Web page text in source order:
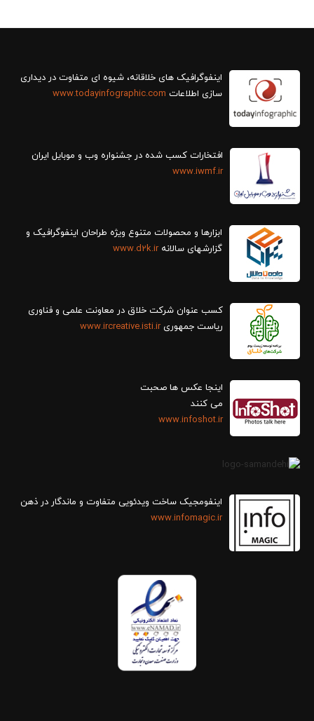
سازی اطلاعات www.todayinfographic.com
افتخارات کسب شده در جشنواره وب و موبایل ایران
www.iwmf.ir
ابزارها و محصولات متنوع ویژه طراحان اینفوگرافیک و
گزارش‎های سالانه
www.d2k.ir
کسب عنوان شرکت خلاق در معاونت علمی و فناوری
ریاست جمهوریwww.ircreative.isti.ir
اینجا عکس ها صحبت
می کنند
www.infoshot.ir
اینفومجیک ساخت ویدئویی متفاوت و ماندگار در ذهن
www.infomagic.ir